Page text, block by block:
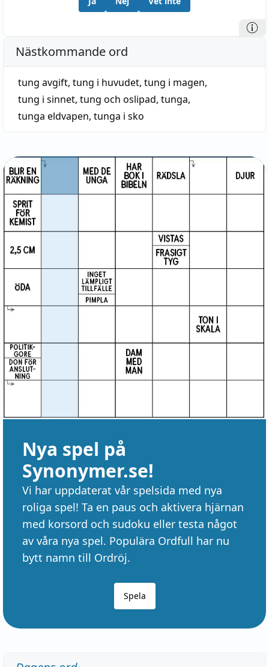
Nästkommande ord
tung avgift, tung i huvudet, tung i magen,
tung i sinnet, tung och oslipad, tunga,
tunga eldvapen, tunga i sko
Nya spel på
Synonymer.se!
Vi har uppdaterat vår spelsida med nya
roliga spel! Ta en paus och aktivera hjärnan
med korsord och sudoku eller testa något
av våra nya spel. Populära Ordfull har nu
bytt namn till Ordröj.
Spela